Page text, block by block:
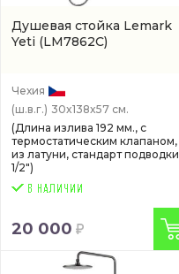
Душевая стойка Lemark
Yeti (LM7862C)
Чехия
(ш.в.г.) 30x138x57 см.
(Длина излива 192 мм., с
термостатическим клапаном,
из латуни, стандарт подводки
1/2")
20 000